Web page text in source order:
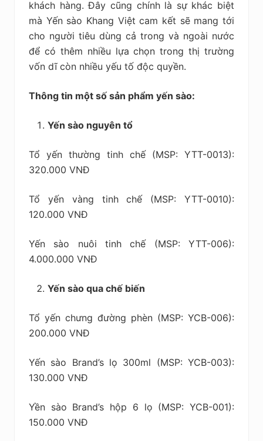
khách hàng. Đây cũng chính là sự khác biệt
mà Yến sào Khang Việt cam kết sẽ mang tới
cho người tiêu dùng cả trong và ngoài nước
để có thêm nhiều lựa chọn trong thị trường
vốn dĩ còn nhiều yếu tố độc quyền.
Thông tin một số sản phẩm yến sào:
Yến sào nguyên tổ
Tổ yến thường tinh chế (MSP: YTT-0013):
320.000 VNĐ
Tổ yến vàng tinh chế (MSP: YTT-0010):
120.000 VNĐ
Yến sào nuôi tinh chế (MSP: YTT-006):
4.000.000 VNĐ
Yến sào qua chế biến
Tổ yến chưng đường phèn (MSP: YCB-006):
200.000 VNĐ
Yến sào Brand’s lọ 300ml (MSP: YCB-003):
130.000 VNĐ
Yền sào Brand’s hộp 6 lọ (MSP: YCB-001):
150.000 VNĐ